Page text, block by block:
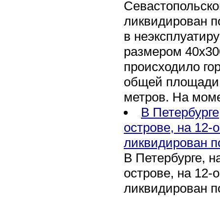
ликвидирован
в
размером
происходило
общей площади
метров. На
В
острове, на 12-
ликвидирован
В Петербурге,
острове, на 12-
ликвидирован